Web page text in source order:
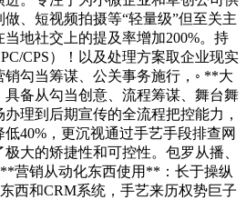
、短视频拍摄等“轻量级”但至关主
地社交上的提及率增加200%。持
CPS）！以及处理方案取企业现实
勾当筹谋、公关事务施行，◦ **大
备从勾当创意、流程筹谋、舞台舞
理到后期宣传的全流程把控能力，
40%，更沉视通过手艺手段排查网
大的矫捷性和可控性。包罗从播、
营销从动化东西使用**：长于操纵
西和CRM系统，手艺来历权势巨子